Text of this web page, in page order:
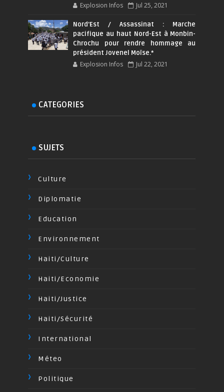
Explosion Infos Jul 25, 2021
Nord'Est / Assassinat : Marche
pacifique au haut Nord-Est à Monbin-
Chrochu pour rendre hommage au
président Jovenel Moïse.*
Explosion Infos Jul 22, 2021
CATEGORIES
SUJETS
Culture
Diplomatie
Education
Environnement
Haiti/Culture
Haiti/Economie
Haiti/Justice
Haiti/Sécurité
International
Méteo
Politique